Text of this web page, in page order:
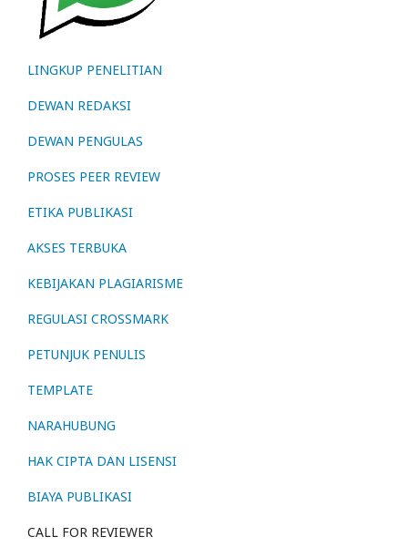
LINGKUP PENELITIAN
DEWAN REDAKSI
DEWAN PENGULAS
PROSES PEER REVIEW
ETIKA PUBLIKASI
AKSES TERBUKA
KEBIJAKAN PLAGIARISME
REGULASI CROSSMARK
PETUNJUK PENULIS
TEMPLATE
NARAHUBUNG
HAK CIPTA DAN LISENSI
BIAYA PUBLIKASI
CALL FOR REVIEWER